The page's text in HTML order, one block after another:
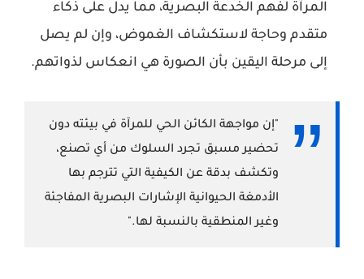
المرآة لفهم الخدعة البصرية، مما يدل على ذكاء
متقدم وحاجة لاستكشاف الغموض، وإن لم يصل
إلى مرحلة اليقين بأن الصورة هي انعكاس لذواتهم.
"إن مواجهة الكائن الحي للمرآة في بيئته دون
تحضير مسبق تجرد السلوك من أي تصنع،
وتكشف بدقة عن الكيفية التي تترجم بها
الأدمغة الحيوانية الإشارات البصرية المفاجئة
وغير المنطقية بالنسبة لها."